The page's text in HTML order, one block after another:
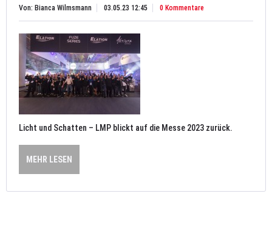
Von: Bianca Wilmsmann 03.05.23 12:45 0 Kommentare
Licht und Schatten – LMP blickt auf die Messe 2023 zurück.
MEHR LESEN